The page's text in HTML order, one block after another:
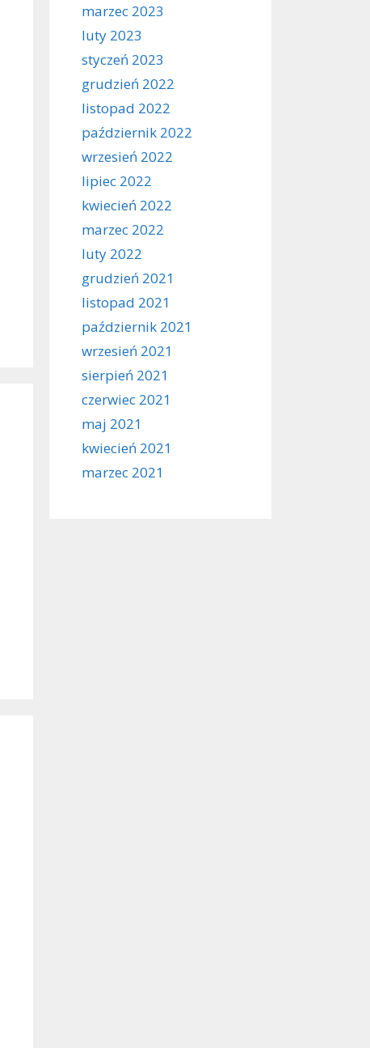
marzec 2023
luty 2023
styczeń 2023
grudzień 2022
listopad 2022
październik 2022
wrzesień 2022
lipiec 2022
kwiecień 2022
marzec 2022
luty 2022
grudzień 2021
listopad 2021
październik 2021
wrzesień 2021
sierpień 2021
czerwiec 2021
maj 2021
kwiecień 2021
marzec 2021